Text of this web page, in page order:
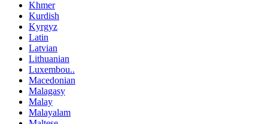
Khmer
Kurdish
Kyrgyz
Latin
Latvian
Lithuanian
Luxembou..
Macedonian
Malagasy
Malay
Malayalam